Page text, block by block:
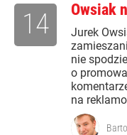
Owsiak
Jurek
nie
o
na
14